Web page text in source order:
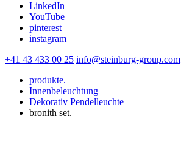
LinkedIn
YouTube
pinterest
instagram
+41 43 433 00 25 info@steinburg-group.com
produkte.
Innenbeleuchtung
Dekorativ Pendelleuchte
bronith set.